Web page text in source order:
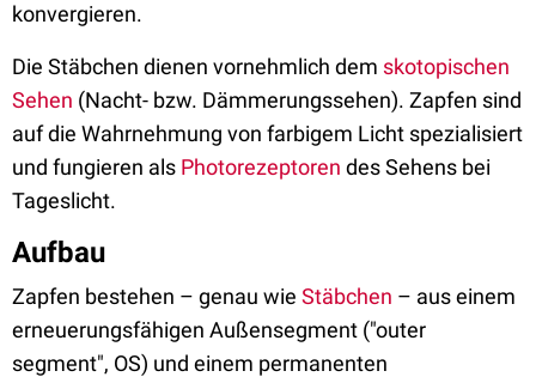
konvergieren.
Die Stäbchen dienen vornehmlich dem skotopischen
Sehen (Nacht- bzw. Dämmerungssehen). Zapfen sind
auf die Wahrnehmung von farbigem Licht spezialisiert
und fungieren als Photorezeptoren des Sehens bei
Tageslicht.
Aufbau
Zapfen bestehen – genau wie Stäbchen – aus einem
erneuerungsfähigen Außensegment ("outer
segment", OS) und einem permanenten